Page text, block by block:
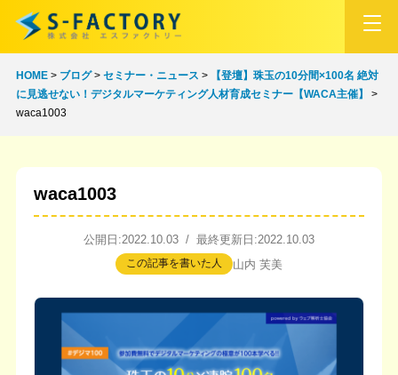
HOME> ブログ> セミナー・ニュース >
【登壇】珠玉の10分間×100名 絶対
に見逃せない！デジタルマーケティング人材育成セミナー【WACA主催】
>
waca1003
waca1003
公開日:2022.10.03 / 最終更新日:2022.10.03
この記事を書いた人 山内 芙美